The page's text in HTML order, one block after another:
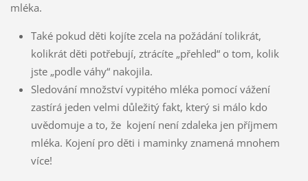
mléka.
Také pokud děti kojíte zcela na požádání tolikrát,
kolikrát děti potřebují, ztrácíte „přehled“ o tom, kolik
jste „podle váhy“ nakojila.
Sledování množství vypitého mléka pomocí vážení
zastírá jeden velmi důležitý fakt, který si málo kdo
uvědomuje a to, že kojení není zdaleka jen příjmem
mléka. Kojení pro děti i maminky znamená mnohem
více!